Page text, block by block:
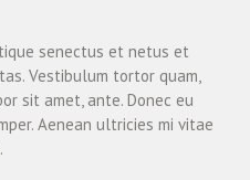
senectus et netus et
Vestibulum tortor quam,
sit amet, ante. Donec eu
Aenean ultricies mi vitae